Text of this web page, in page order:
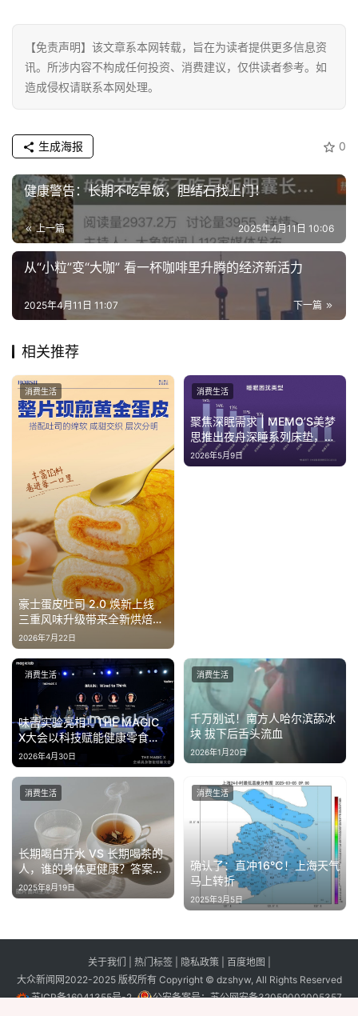
育
专
题
汽
车
·
新
能
源
【免责声明】该文章系本网转载，旨在为读者提供更多信息资
讯。所涉内容不构成任何投资、消费建议，仅供读者参考。如
造成侵权请联系本网处理。
0
生成海报
健康警告：长期不吃早饭，胆结石找上门！
上一篇 2025年4月11日 10:06
从“小粒”变“大咖” 看一杯咖啡里升腾的经济新活力
下一篇
2025年4月11日 11:07
相关推荐
豪士蛋皮吐司 2.0 焕新上线
三重风味升级带来全新烘焙体
验
2026年7月22日
消费生活
聚焦深眠需求 | MEMO’S美梦
思推出夜舟深睡系列床垫，以
科技赋能健康睡眠
2026年5月9日
消费生活
味蕾实验亮相！THE MAGIC
X大会以科技赋能健康零食全
球化布局
2026年4月30日
消费生活
千万别试！南方人哈尔滨舔冰
块 拔下后舌头流血
2026年1月20日
消费生活
长期喝白开水 VS 长期喝茶的
人，谁的身体更健康？答案来
了！
2025年8月19日
消费生活
确认了：直冲16℃！上海天气
马上转折
2025年3月5日
消费生活
关于我们 热门标签 隐私政策 百度地图
大众新闻网2022-2025 版权所有 Copyright © dzshyw, All Rights Reserved
苏ICP备16041355号-2
公安备案号：苏公网安备32059002005357